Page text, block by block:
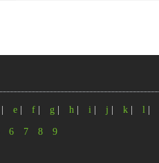
e f g h i j k l
6 7 8 9